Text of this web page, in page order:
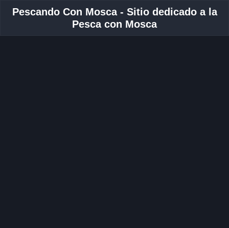
Pescando Con Mosca - Sitio dedicado a la
Pesca con Mosca